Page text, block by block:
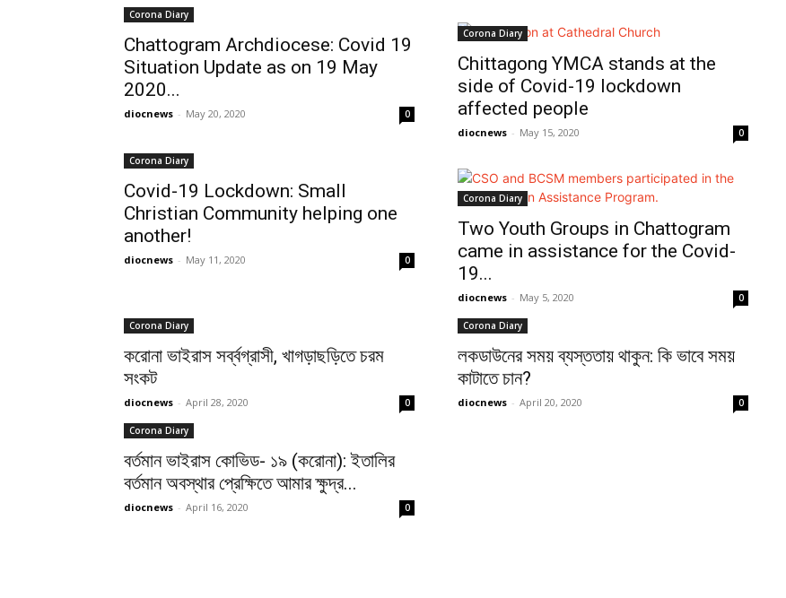
Corona Diary
Chattogram Archdiocese: Covid 19
Situation Update as on 19 May
2020...
diocnews - May 20, 2020 0
Corona Diary
Chittagong YMCA stands at the
side of Covid-19 lockdown
affected people
diocnews - May 15, 2020 0
Corona Diary
Covid-19 Lockdown: Small
Christian Community helping one
another!
diocnews - May 11, 2020 0
Corona Diary
Two Youth Groups in Chattogram
came in assistance for the Covid-
19...
diocnews - May 5, 2020 0
Corona Diary
করোনা ভাইরাস সর্ব্বগ্রাসী, খাগড়াছড়িতে চরম
সংকট
diocnews - April 28, 2020 0
Corona Diary
লকডাউনের সময় ব্যস্ততায় থাকুন: কি ভাবে সময়
কাটাতে চান?
diocnews - April 20, 2020 0
Corona Diary
বর্তমান ভাইরাস কোভিড- ১৯ (করোনা): ইতালির
বর্তমান অবস্থার প্রেক্ষিতে আমার ক্ষুদ্র...
diocnews - April 16, 2020 0